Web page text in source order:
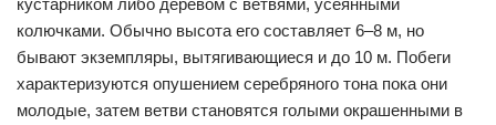
колючками. Обычно высота его составляет 6–8 м, но
бывают экземпляры, вытягивающиеся и до 10 м. Побеги
характеризуются опушением серебряного тона пока они
молодые, затем ветви становятся голыми окрашенными в